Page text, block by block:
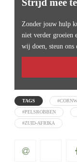
Strijd mee
Zonder jouw hulp
niet verder groeien
wij doen, steun ons
TAGS
#PELSROBBEN
#ZUID-AFRIKA